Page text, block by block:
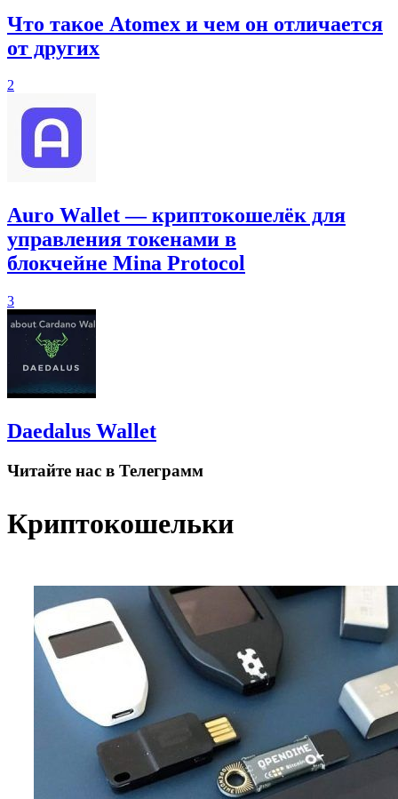
Что такое Atomex и чем он отличается
от других
2
Auro Wallet — криптокошелёк для
управления токенами в
блокчейне Mina Protocol
3
Daedalus Wallet
Читайте нас в Телеграмм
Криптокошельки